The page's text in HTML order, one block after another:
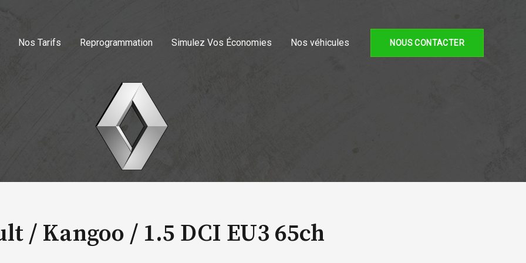
Nos Tarifs Reprogrammation Simulez Vos Économies Nos véhicules NOUS CONTACTER
/ Kangoo / 1.5 DCI EU3 65ch